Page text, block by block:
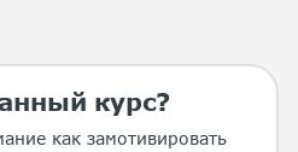
курс?
как замотивировать